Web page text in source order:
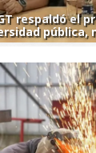
respaldó el
pública,